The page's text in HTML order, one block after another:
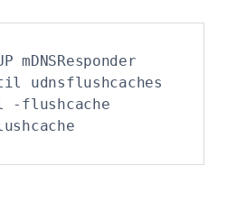
udnsflushcaches
-flushcache